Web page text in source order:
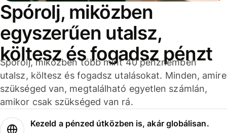
Spórolj, miközben
egyszerűen utalsz,
költesz és fogadsz pénzt
Spórolj, miközben több mint 40 pénznemben
utalsz, költesz és fogadsz utalásokat. Minden, amire
szükséged van, megtalálható egyetlen számlán,
amikor csak szükséged van rá.
Kezeld a pénzed útközben is, akár globálisan.